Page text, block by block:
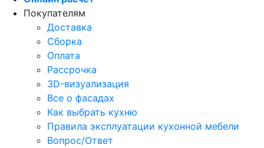
Покупателям
Доставка
Сборка
Оплата
Рассрочка
3D-визуализация
Все о фасадах
Как выбрать кухню
Правила эксплуатации кухонной мебели
Вопрос/Ответ